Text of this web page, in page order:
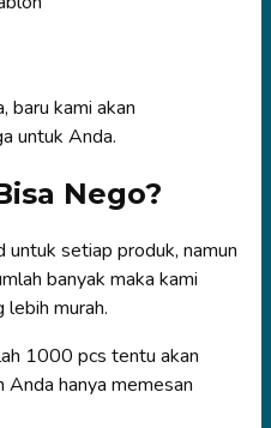
baru kami akan
untuk Anda.
Nego?
untuk setiap produk, namun
banyak maka kami
lebih murah.
1000 pcs tentu akan
Anda hanya memesan